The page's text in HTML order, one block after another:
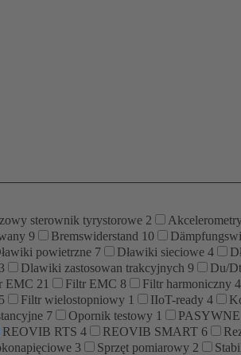
sterownik tyrystorowe 2
9 Bremswiderstand 10
powietrzne 7 Dławiki sieciowe 4
3 Dlawiki zastosowan trakcyjnych 9 Du/Dt
EMC 21 Filtr EMC 8 Filtr harmoniczny 4
5 Filtr wielostopniowy 1 IIoT-ready 4
7 Opornik testowy 1
REOVIB RTS 4 REOVIB SMART 6
3 Sprzęt pomiarowy 2